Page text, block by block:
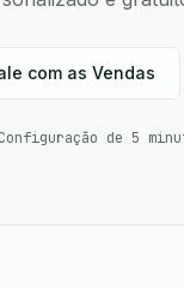
com as Vendas
Configuração de 5